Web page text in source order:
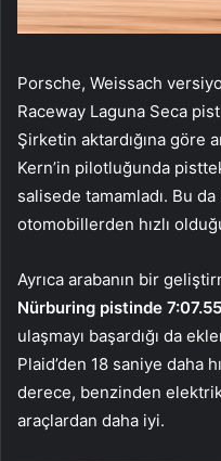
Porsche, Weissach
Raceway Laguna Seca
Şirketin aktardığına göre
Kern’in pilotluğunda
salisede tamamladı. Bu
otomobillerden hızlı
Ayrıca arabanın bir
Nürburing pistinde
ulaşmayı başardığı da
Plaid’den 18 saniye daha
derece, benzinden
araçlardan daha iyi.